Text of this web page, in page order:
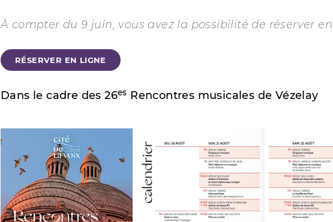
À compter du 9 juin, vous avez la possibilité de réserver
RÉSERVER EN LIGNE
Dans le cadre des 26es Rencontres musicales de Vézelay